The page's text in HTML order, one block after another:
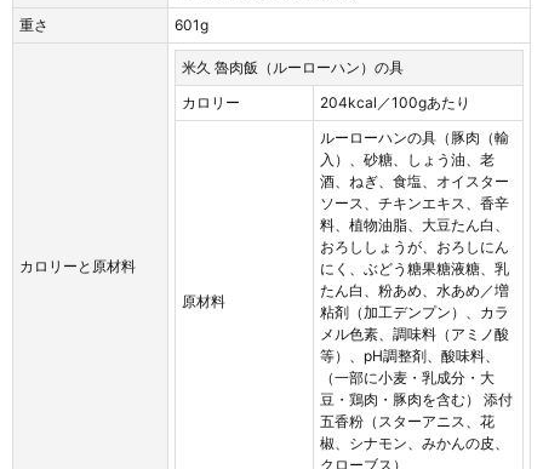
重さ
601g
カロリーと原材料
米久 魯肉飯（ルーローハン）の具
カロリー
204kcal／100gあたり
原材料
ルーローハンの具（豚肉（輸
入）、砂糖、しょう油、老
酒、ねぎ、食塩、オイスター
ソース、チキンエキス、香辛
料、植物油脂、大豆たん白、
おろししょうが、おろしにん
にく、ぶどう糖果糖液糖、乳
たん白、粉あめ、水あめ／増
粘剤（加工デンプン）、カラ
メル色素、調味料（アミノ酸
等）、pH調整剤、酸味料、
（一部に小麦・乳成分・大
豆・鶏肉・豚肉を含む） 添付
五香粉（スターアニス、花
椒、シナモン、みかんの皮、
クローブス）